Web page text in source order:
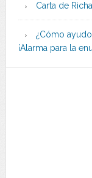
Carta de
¿Cómo
¡Alarma para la